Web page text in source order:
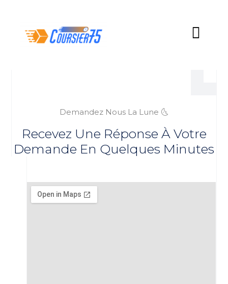
Demandez Nous La Lune 🌜
Recevez Une Réponse À Votre
Demande En Quelques Minutes